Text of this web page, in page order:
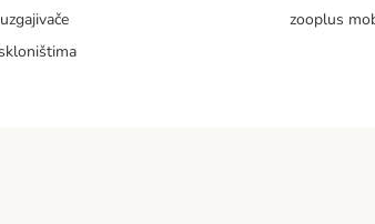
zooplus